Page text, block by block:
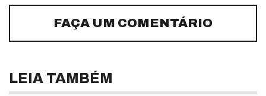
FAÇA UM COMENTÁRIO
LEIA TAMBÉM